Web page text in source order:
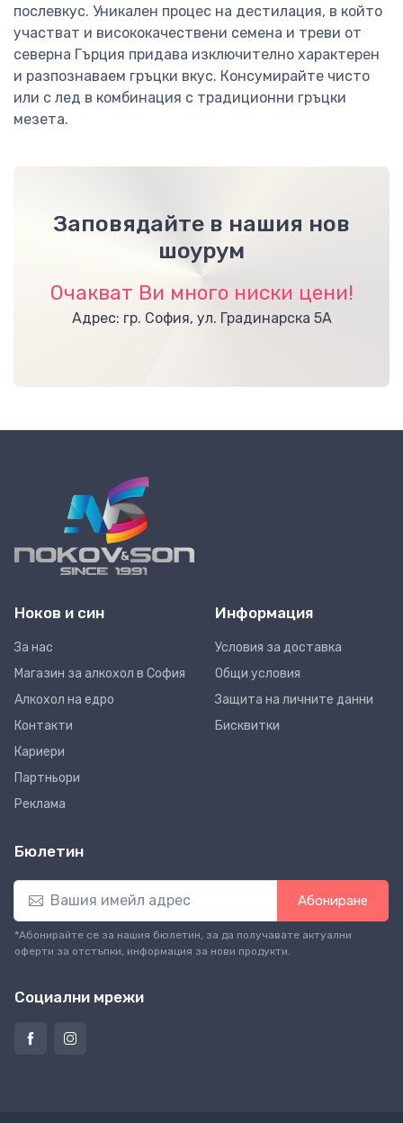
послевкус. Уникален процес на дестилация, в който
участват и висококачествени семена и треви от
северна Гърция придава изключително характерен
и разпознаваем гръцки вкус. Консумирайте чисто
или с лед в комбинация с традиционни гръцки
мезета.
Заповядайте в нашия нов
шоурум
Очакват Ви много ниски цени!
Адрес: гр. София, ул. Градинарска 5А
Ноков и син
За нас
Магазин за алкохол в София
Алкохол на едро
Контакти
Кариери
Партньори
Реклама
Информация
Условия за доставка
Общи условия
Защита на личните данни
Бисквитки
Бюлетин
Абониране
*Абонирайте се за нашия бюлетин, за да получавате актуални
оферти за отстъпки, информация за нови продукти.
Социални мрежи